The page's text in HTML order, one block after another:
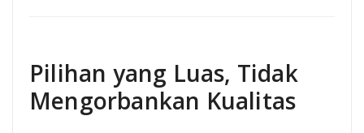
Pilihan yang Luas, Tidak
Mengorbankan Kualitas